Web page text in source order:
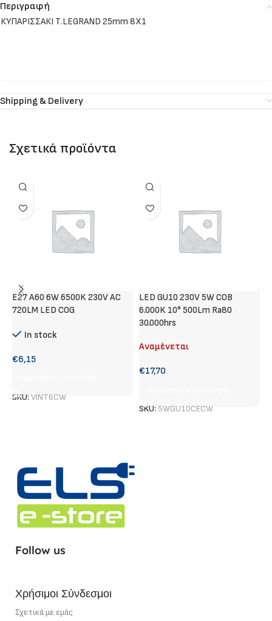
Περιγραφή
ΚΥΠΑΡΙΣΣΑΚΙ Τ.LEGRAND 25mm 8X1
Shipping & Delivery
Σχετικά προϊόντα
E27 A60 6W 6500K 230V AC
720LM LED COG
In stock
€6,15
SKU: VINT6CW
LED GU10 230V 5W COB
6.000K 10° 500Lm Ra80
30.000hrs
Αναμένεται
€17,70
SKU: 5WGU10CECW
Follow us
Χρήσιμοι Σύνδεσμοι
Σχετικά με εμάς